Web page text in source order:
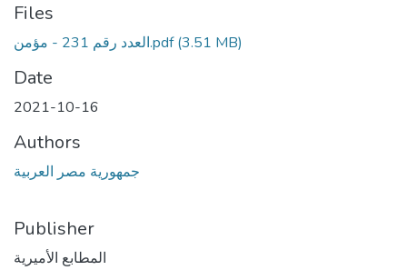
Files
العدد رقم 231 - مؤمن.pdf(3.51 MB)
Date
2021-10-16
Authors
جمهورية مصر العربية
Publisher
المطابع الأميرية